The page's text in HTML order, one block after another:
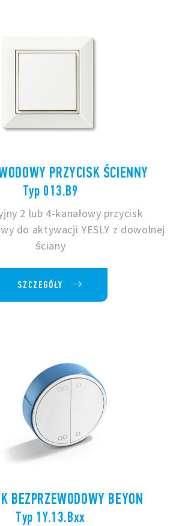
PRZYCISK ŚCIENNY
Typ 013.B9
2 lub 4-kanałowy przycisk
do aktywacji YESLY z dowolnej
ściany
SZCZEGÓŁY
BEZPRZEWODOWY BEYON
Typ 1Y.13.Bxx